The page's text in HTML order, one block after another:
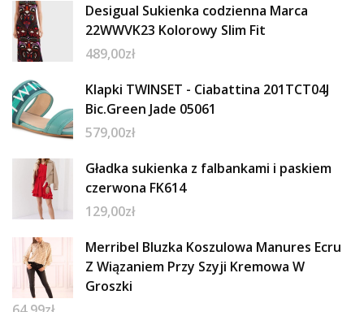
Desigual Sukienka codzienna Marca
22WWVK23 Kolorowy Slim Fit
489,00zł
Klapki TWINSET - Ciabattina 201TCT04J
Bic.Green Jade 05061
579,00zł
Gładka sukienka z falbankami i paskiem
czerwona FK614
129,00zł
Merribel Bluzka Koszulowa Manures Ecru
Z Wiązaniem Przy Szyji Kremowa W
Groszki